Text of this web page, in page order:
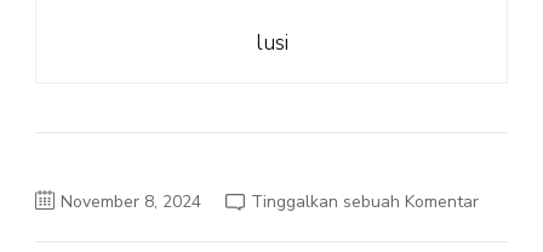
lusi
November 8, 2024 Tinggalkan sebuah Komentarpada